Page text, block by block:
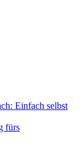
Einfach selbst
fürs